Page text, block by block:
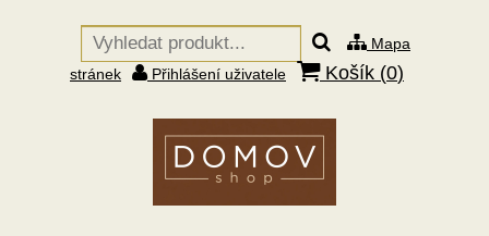
Mapa
stránek
Přihlášení uživatele Košík (0)